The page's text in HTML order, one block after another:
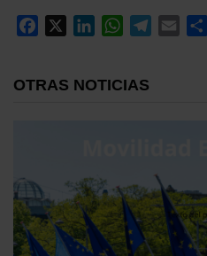
Facebook
LinkedInWhatsApp
Telegram
Email
OTRAS NOTICIAS